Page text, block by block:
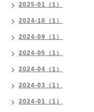
2025-01（1）
2024-10（1）
2024-09（1）
2024-05（1）
2024-04（1）
2024-03（1）
2024-01（1）